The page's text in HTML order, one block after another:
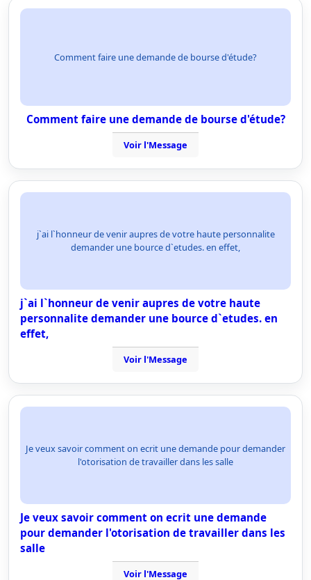
Comment faire une demande de bourse d'étude?
Comment faire une demande de bourse d'étude?
Voir l'Message
j`ai l`honneur de venir aupres de votre haute personnalite
demander une bource d`etudes. en effet,
j`ai l`honneur de venir aupres de votre haute
personnalite demander une bource d`etudes. en
effet,
Voir l'Message
Je veux savoir comment on ecrit une demande pour demander
l'otorisation de travailler dans les salle
Je veux savoir comment on ecrit une demande
pour demander l'otorisation de travailler dans les
salle
Voir l'Message